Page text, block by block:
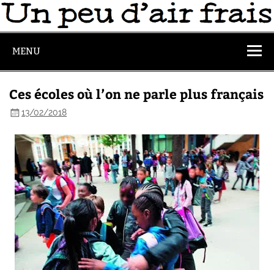
MENU
Ces écoles où l’on ne parle plus français
13/02/2018